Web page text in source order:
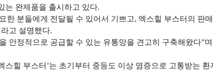
는 완제품을 출시하고 있다.
분들에게 전달될 수 있어서 기쁘고, 엑스힐 부스터의 판
고 설명했다.
안정적으로 공급할 수 있는 유통망을 견고히 구축해왔다”
힐 부스터’는 초기부터 중등도 이상 염증으로 고통받는